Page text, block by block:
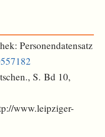
Personendatensatz
S. Bd 10,
www.leipziger-